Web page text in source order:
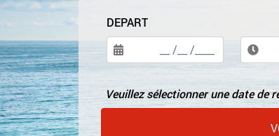
DEPART
Veuillez sélectionner une date de